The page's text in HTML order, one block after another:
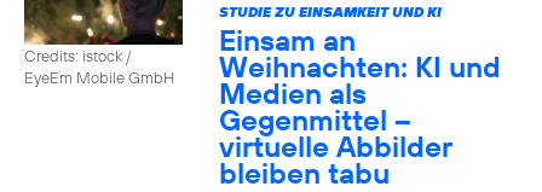
Credits: istock /
EyeEm Mobile GmbH
STUDIE ZU EINSAMKEIT UND KI
Einsam an
Weihnachten: KI und
Medien als
Gegenmittel –
virtuelle Abbilder
bleiben tabu